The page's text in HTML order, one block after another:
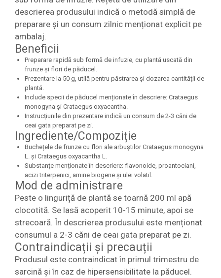
descrierea produsului indică o metodă simplă de
preparare și un consum zilnic menționat explicit pe
ambalaj.
Beneficii
Preparare rapidă sub formă de infuzie, cu plantă uscată din
frunze și flori de păducel.
Prezentare la 50 g, utilă pentru păstrarea și dozarea cantității de
plantă.
Include specii de păducel menționate în descriere: Crataegus
monogyna și Crataegus oxyacantha.
Instrucțiunile din prezentare indică un consum de 2-3 căni de
ceai gata preparat pe zi.
Ingrediente/Compoziție
Buchețele de frunze cu flori ale arbuștilor Crataegus monogyna
L. și Crataegus oxyacantha L.
Substanțe menționate în descriere: flavonoide, proantociani,
acizi triterpenici, amine biogene și ulei volatil.
Mod de administrare
Peste o linguriță de plantă se toarnă 200 ml apă
clocotită. Se lasă acoperit 10-15 minute, apoi se
strecoară. În descrierea produsului este menționat
consumul a 2-3 căni de ceai gata preparat pe zi.
Contraindicații și precauții
Produsul este contraindicat în primul trimestru de
sarcină și în caz de hipersensibilitate la păducel.